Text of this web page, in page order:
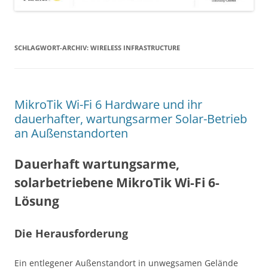
SCHLAGWORT-ARCHIV: WIRELESS INFRASTRUCTURE
MikroTik Wi-Fi 6 Hardware und ihr
dauerhafter, wartungsarmer Solar-Betrieb
an Außenstandorten
Dauerhaft wartungsarme,
solarbetriebene MikroTik Wi-Fi 6-
Lösung
Die Herausforderung
Ein entlegener Außenstandort in unwegsamen Gelände